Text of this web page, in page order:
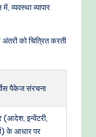
व्यवस्था व्यापार
को चित्रित करती
पैकेज संरचना
(आदेश, इन्वेंटरी,
के आधार पर